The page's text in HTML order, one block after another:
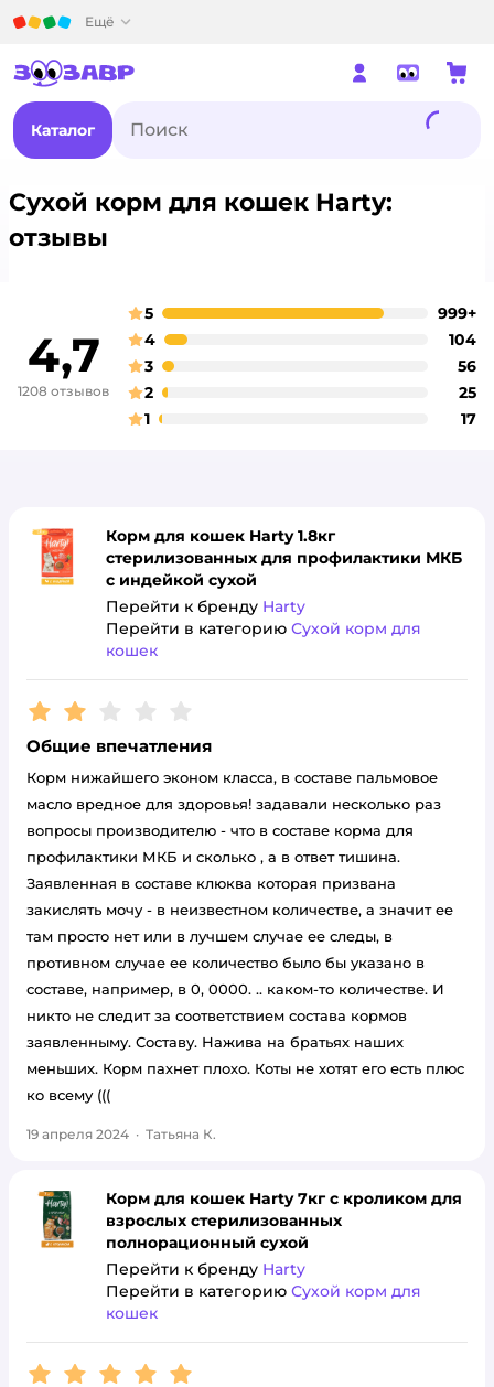
Ещё
Каталог
Сухой корм для кошек Harty:
отзывы
4,7
1208 отзывов
оценка
5 999+
оценка
4 104
оценка
3 56
оценка
2 25
оценка
1 17
Корм для кошек Harty 1.8кг
стерилизованных для профилактики МКБ
с индейкой сухой
Перейти к бренду Harty
Перейти в категорию Сухой корм для
кошек
Рейтинг:2
Общие впечатления
Корм нижайшего эконом класса, в составе пальмовое
масло вредное для здоровья! задавали несколько раз
вопросы производителю - что в составе корма для
профилактики МКБ и сколько , а в ответ тишина.
Заявленная в составе клюква которая призвана
закислять мочу - в неизвестном количестве, а значит ее
там просто нет или в лучшем случае ее следы, в
противном случае ее количество было бы указано в
составе, например, в 0, 0000. .. каком-то количестве. И
никто не следит за соответствием состава кормов
заявленныму. Составу. Нажива на братьях наших
меньших. Корм пахнет плохо. Коты не хотят его есть плюс
ко всему (((
19 апреля 2024 · Татьяна К.
Корм для кошек Harty 7кг с кроликом для
взрослых стерилизованных
полнорационный сухой
Перейти к бренду Harty
Перейти в категорию Сухой корм для
кошек
Рейтинг:5